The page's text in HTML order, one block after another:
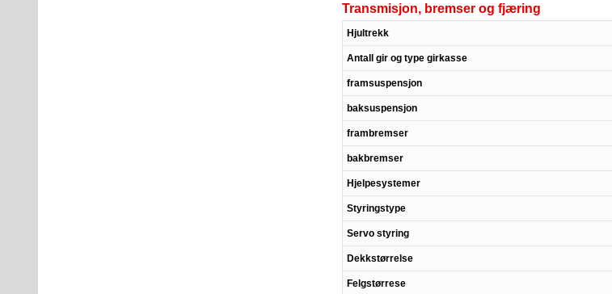
Transmisjon, bremser og fjæring
Hjultrekk
Antall gir og type girkasse
framsuspensjon
baksuspensjon
frambremser
bakbremser
Hjelpesystemer
Styringstype
Servo styring
Dekkstørrelse
Felgstørrese